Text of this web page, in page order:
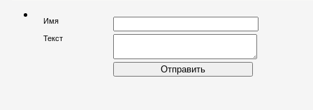
Имя
Текст
Отправить